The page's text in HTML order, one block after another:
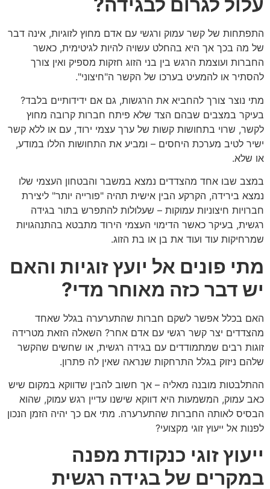
עלול לגרום לבגידה?
התפתחות של קשר עמוק ורגשי עם אדם מחוץ לזוגיות, אינה דבר
של מה בכך אך היא בהחלט עשויה להיות לגיטימית, כאשר
החברות ועוצמת הרגש בין בני הזוג חזקות מספיק ואין צורך
להסתיר או להמעיט בערכו של הקשר ה"חיצוני".
מתי נוצר צורך להחביא את הרגשות, גם אם ידידותיים בלבד?
בעיקר במצבים שבהם הצד שלא פיתח חברות קרובה מחוץ
לקשר, שרוי בתחושות קשות של ערך עצמי ירוד, עם או ללא קשר
ישיר לטיב מערכת היחסים – ומביע את התחושות הללו במודע,
או שלא.
במצב שבו אחד מהצדדים נמצא במשבר והבטחון העצמי שלו
נמצא בירידה, הקרקע הבין אישית תהיה "פורייה יותר" ליצירת
חברויות חיצוניות עמוקות – שעלולות להתפרש בתור בגידה
רגשית, בעיקר כאשר הדימוי העצמי הירוד מתבטא בהתנהגויות
שמרחיקות עוד ועוד את בן או בת הזוג.
מתי פונים אל יועץ זוגיות והאם
יש דבר כזה מאוחר מדי?
האם בכלל אפשר לשקם חברות שהתערערה בגלל שאחד
מהצדדים יצר קשר רגשי עם אדם אחר? השאלה הזאת מטרידה
זוגות רבים שמתמודדים עם בגידה רגשית, או שחשים שהקשר
שלהם ניזוק בגלל התרחקות שנראה שאין לה פתרון.
ההתלבטות מובנה מאליה – אך חשוב להבין שדווקא במקום שיש
כאב עמוק, המשמעות היא דווקא שישנו עדיין רגש עמוק, שהוא
הבסיס לאותה החברות שהתערערה. מתי אם כך יהיה הזמן הנכון
לפנות אל ייעוץ זוגי מקצועי?
ייעוץ זוגי כנקודת מפנה
במקרים של בגידה רגשית